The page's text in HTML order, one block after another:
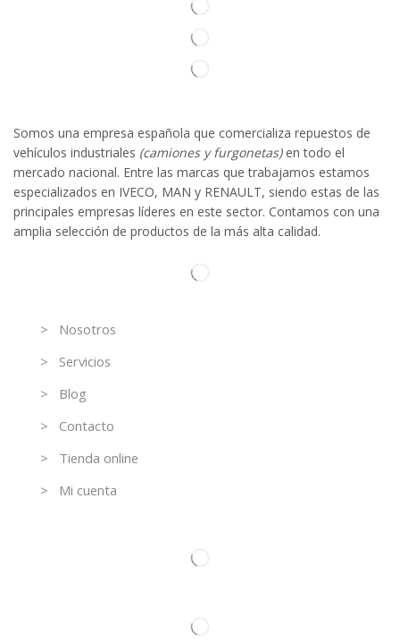
Somos una empresa española que comercializa repuestos de
vehículos industriales (camiones y furgonetas)en todo el
mercado nacional. Entre las marcas que trabajamos estamos
especializados en IVECO, MAN y RENAULT, siendo estas de las
principales empresas líderes en este sector. Contamos con una
amplia selección de productos de la más alta calidad.
> Nosotros
> Servicios
> Blog
> Contacto
> Tienda online
> Mi cuenta